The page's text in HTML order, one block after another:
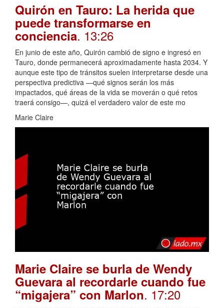
Quirón en Tauro: La herida que
puede transformarse en
conciencia. 13:26
En junio de este año, Quirón cambió de signo e ingresó en
Tauro, donde permanecerá aproximadamente hasta 2034. Y
aunque este tipo de tránsitos suelen interpretarse desde una
perspectiva predictiva —qué signos serán los más
impactados, qué áreas de la vida se moverán o qué retos
traerá consigo—, quizá el verdadero valor de este mo
Marie Claire
Marie Claire se burla de Wendy
Guevara al recordarle cuando fue
“migajera” con Marlon. 17:20